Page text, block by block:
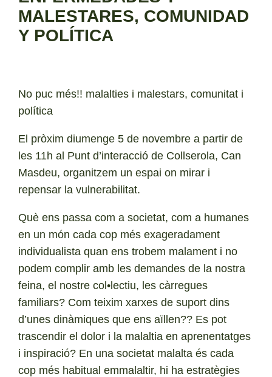
MALESTARES, COMUNIDAD
Y POLÍTICA
No puc més!! malalties i malestars, comunitat i
política
El pròxim diumenge 5 de novembre a partir de
les 11h al Punt d’interacció de Collserola, Can
Masdeu, organitzem un espai on mirar i
repensar la vulnerabilitat.
Què ens passa com a societat, com a humanes
en un món cada cop més exageradament
individualista quan ens trobem malament i no
podem complir amb les demandes de la nostra
feina, el nostre col•lectiu, les càrregues
familiars? Com teixim xarxes de suport dins
d’unes dinàmiques que ens aïllen?? Es pot
trascendir el dolor i la malaltia en aprenentatges
i inspiració? En una societat malalta és cada
cop més habitual emmalaltir, hi ha estratègies